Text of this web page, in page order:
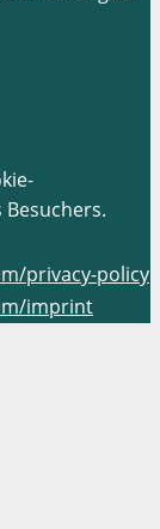
privacy-policy
imprint